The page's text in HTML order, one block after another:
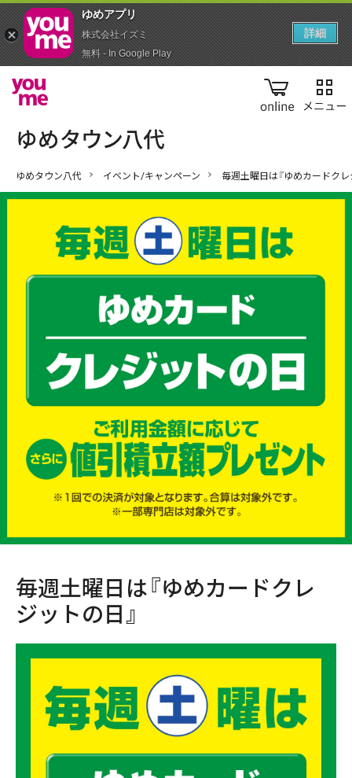
online
ゆめタウン八代 イベント/キャンペーン 毎週土曜日は『ゆめカードクレ
毎週土曜日は『ゆめカードクレ
ジットの日』
ゆめアプ‪リ‬
株式会社イズミ
無料 - In Google Play
詳細